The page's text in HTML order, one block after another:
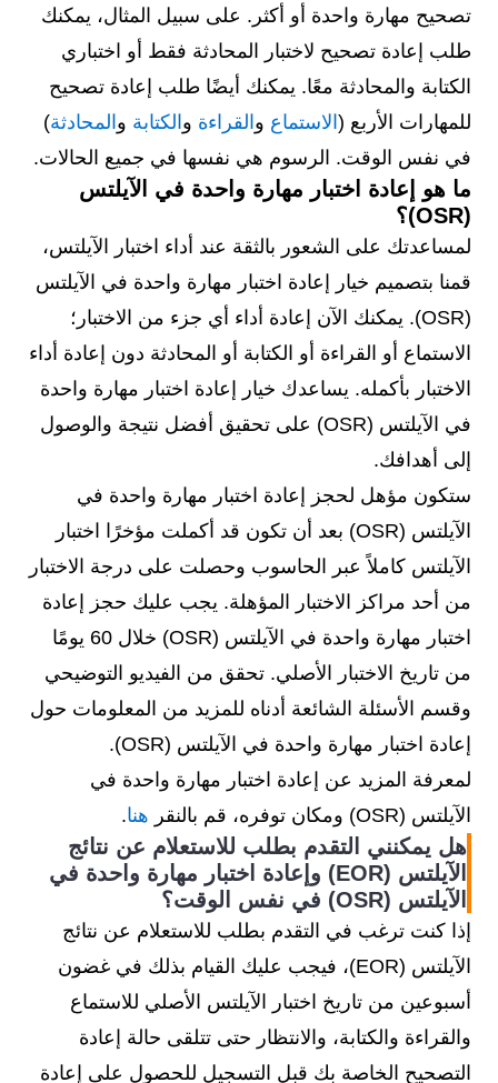
تصحيح مهارة واحدة أو أكثر. على سبيل المثال، يمكنك
طلب إعادة تصحيح لاختبار المحادثة فقط أو اختباري
الكتابة والمحادثة معًا. يمكنك أيضًا طلب إعادة تصحيح
للمهارات الأربع ( الاستماع و القراءة و الكتابة و المحادثة)
في نفس الوقت. الرسوم هي نفسها في جميع الحالات.
ما هو إعادة اختبار مهارة واحدة في الآيلتس
(OSR)؟
لمساعدتك على الشعور بالثقة عند أداء اختبار الآيلتس،
قمنا بتصميم خيار إعادة اختبار مهارة واحدة في الآيلتس
(OSR). يمكنك الآن إعادة أداء أي جزء من الاختبار؛
الاستماع أو القراءة أو الكتابة أو المحادثة دون إعادة أداء
الاختبار بأكمله. يساعدك خيار إعادة اختبار مهارة واحدة
في الآيلتس (OSR) على تحقيق أفضل نتيجة والوصول
إلى أهدافك.
ستكون مؤهل لحجز إعادة اختبار مهارة واحدة في
الآيلتس (OSR) بعد أن تكون قد أكملت مؤخرًا اختبار
الآيلتس كاملاً عبر الحاسوب وحصلت على درجة الاختبار
من أحد مراكز الاختبار المؤهلة. يجب عليك حجز إعادة
اختبار مهارة واحدة في الآيلتس (OSR) خلال 60 يومًا
من تاريخ الاختبار الأصلي. تحقق من الفيديو التوضيحي
وقسم الأسئلة الشائعة أدناه للمزيد من المعلومات حول
إعادة اختبار مهارة واحدة في الآيلتس (OSR).
لمعرفة المزيد عن إعادة اختبار مهارة واحدة في
الآيلتس (OSR) ومكان توفره، قم بالنقر
هنا.
هل يمكنني التقدم بطلب للاستعلام عن نتائج
الآيلتس (EOR) وإعادة اختبار مهارة واحدة في
الآيلتس (OSR) في نفس الوقت؟
إذا كنت ترغب في التقدم بطلب للاستعلام عن نتائج
الآيلتس (EOR)، فيجب عليك القيام بذلك في غضون
أسبوعين من تاريخ اختبار الآيلتس الأصلي للاستماع
والقراءة والكتابة، والانتظار حتى تتلقى حالة إعادة
التصحيح الخاصة بك قبل التسجيل للحصول على إعادة